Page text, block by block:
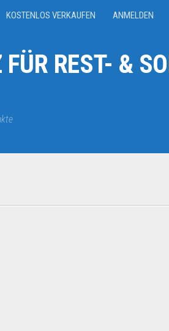
KOSTENLOS VERKAUFEN ANMELDEN
REST- &